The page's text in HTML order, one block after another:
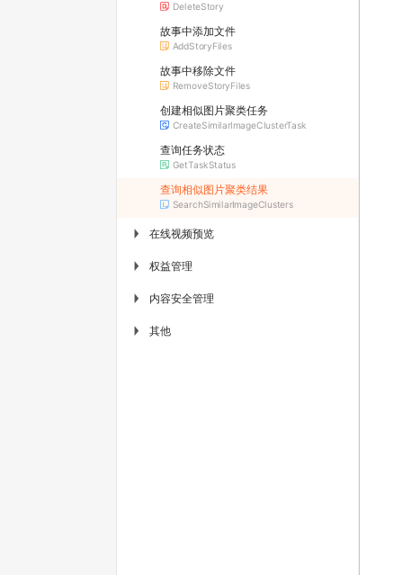
DeleteStory
故事中添加文件
AddStoryFiles
故事中移除文件
RemoveStoryFiles
创建相似图片聚类任务
CreateSimilarImageClusterTask
查询任务状态
GetTaskStatus
查询相似图片聚类结果
SearchSimilarImageClusters
▶ 在线视频预览
▶ 权益管理
▶ 内容安全管理
▶ 其他